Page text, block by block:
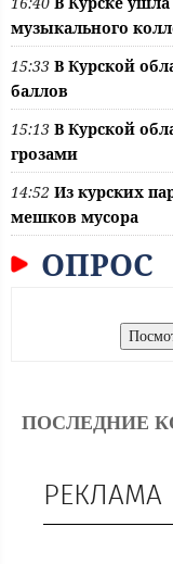
музыкального
15:33 В Курской
баллов
15:13 В Курской
грозами
14:52 Из курских
мешков мусора
ОПРОС
ПОСЛЕДНИЕ
РЕКЛАМА